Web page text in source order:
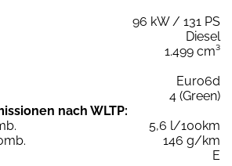
96 kW / 131 PS
Diesel
1.499 cm³
Euro6d
4 (Green)
nach WLTP:
5,6 l/100km
146 g/km
E